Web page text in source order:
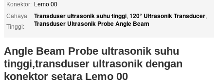
Konektor: Lemo 00
Cahaya
Tinggi:
Transduser ultrasonik suhu tinggi, 120° Ultrasonik Transducer,
Transduser Ultrasonik Probe Angle Beam
Angle Beam Probe ultrasonik suhu
tinggi,transduser ultrasonik dengan
konektor setara Lemo 00